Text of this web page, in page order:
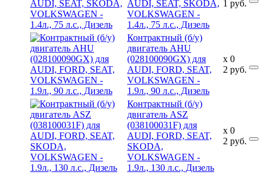
AUDI, SEAT, SKODA,
VOLKSWAGEN -
1.4л., 75 л.с., Дизель
1 руб.
Контрактный (б/у)
двигатель AHU
(028100090GX) для
AUDI, FORD, SEAT,
VOLKSWAGEN -
1.9л., 90 л.с., Дизель
x
2
0
руб.
Контрактный (б/у)
двигатель ASZ
(038100031F) для
AUDI, FORD, SEAT,
SKODA,
VOLKSWAGEN -
1.9л., 130 л.с., Дизель
x
2
0
руб.